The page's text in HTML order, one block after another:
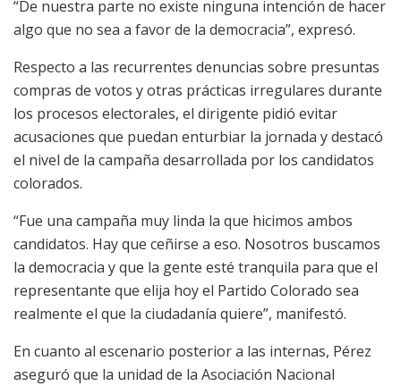
“De nuestra parte no existe ninguna intención de hacer
algo que no sea a favor de la democracia”, expresó.
Respecto a las recurrentes denuncias sobre presuntas
compras de votos y otras prácticas irregulares durante
los procesos electorales, el dirigente pidió evitar
acusaciones que puedan enturbiar la jornada y destacó
el nivel de la campaña desarrollada por los candidatos
colorados.
“Fue una campaña muy linda la que hicimos ambos
candidatos. Hay que ceñirse a eso. Nosotros buscamos
la democracia y que la gente esté tranquila para que el
representante que elija hoy el Partido Colorado sea
realmente el que la ciudadanía quiere”, manifestó.
En cuanto al escenario posterior a las internas, Pérez
aseguró que la unidad de la Asociación Nacional